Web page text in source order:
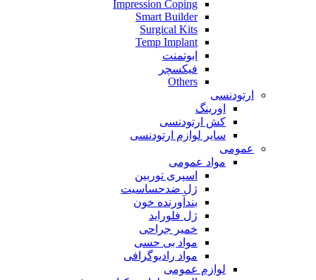
Impression Coping
Smart Builder
Surgical Kits
Temp Implant
ابوتمنت
فیکسچر
Others
ارتودنسی
اورینگ
کش ارتودنسی
سایر لوازم ارتودنسی
عمومی
مواد عمومی
اسپری توربین
ژل ضدحساسیت
بندآورنده خون
ژل فلوراید
خمیر جراحی
مواد بی حسی
مواد رادیوگرافی
لوازم عمومی